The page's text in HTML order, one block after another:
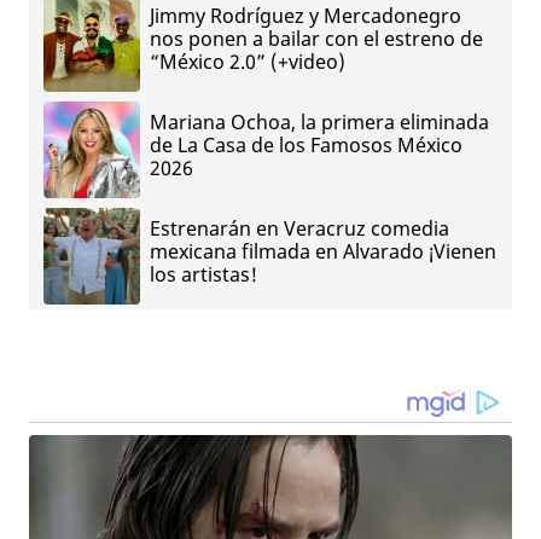
Jimmy Rodríguez y Mercadonegro
nos ponen a bailar con el estreno de
“México 2.0” (+video)
Mariana Ochoa, la primera eliminada
de La Casa de los Famosos México
2026
Estrenarán en Veracruz comedia
mexicana filmada en Alvarado ¡Vienen
los artistas!